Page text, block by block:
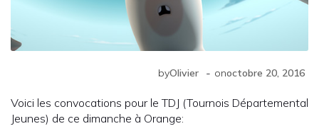
byOlivier - onoctobre 20, 2016
Voici les convocations pour le TDJ (Tournois Départemental
Jeunes) de ce dimanche à Orange: